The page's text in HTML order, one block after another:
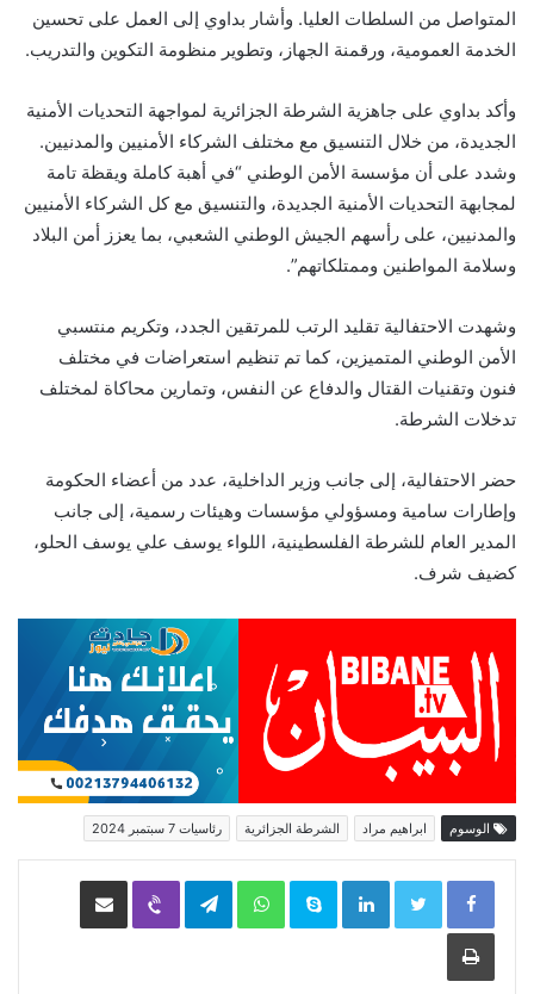
المتواصل من السلطات العليا. وأشار بداوي إلى العمل على تحسين
الخدمة العمومية، ورقمنة الجهاز، وتطوير منظومة التكوين والتدريب.
وأكد بداوي على جاهزية الشرطة الجزائرية لمواجهة التحديات الأمنية
الجديدة، من خلال التنسيق مع مختلف الشركاء الأمنيين والمدنيين.
وشدد على أن مؤسسة الأمن الوطني “في أهبة كاملة ويقظة تامة
لمجابهة التحديات الأمنية الجديدة، والتنسيق مع كل الشركاء الأمنيين
والمدنيين، على رأسهم الجيش الوطني الشعبي، بما يعزز أمن البلاد
وسلامة المواطنين وممتلكاتهم”.
وشهدت الاحتفالية تقليد الرتب للمرتقين الجدد، وتكريم منتسبي
الأمن الوطني المتميزين، كما تم تنظيم استعراضات في مختلف
فنون وتقنيات القتال والدفاع عن النفس، وتمارين محاكاة لمختلف
تدخلات الشرطة.
حضر الاحتفالية، إلى جانب وزير الداخلية، عدد من أعضاء الحكومة
وإطارات سامية ومسؤولي مؤسسات وهيئات رسمية، إلى جانب
المدير العام للشرطة الفلسطينية، اللواء يوسف علي يوسف الحلو،
كضيف شرف.
الوسوم ابراهيم مراد الشرطة الجزائرية رئاسيات 7 سبتمبر 2024
LinkedIn
Skype
WhatsApp
Telegram
Viber مشاركة عبر البريد
طباعة